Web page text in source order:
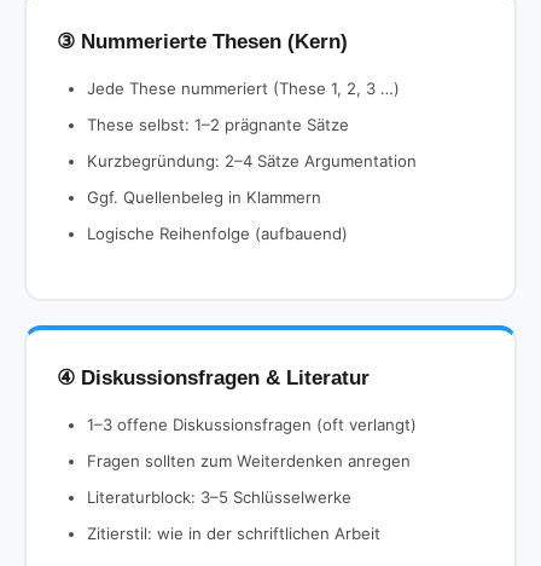
③ Nummerierte Thesen (Kern)
Jede These nummeriert (These 1, 2, 3 …)
These selbst: 1–2 prägnante Sätze
Kurzbegründung: 2–4 Sätze Argumentation
Ggf. Quellenbeleg in Klammern
Logische Reihenfolge (aufbauend)
④ Diskussionsfragen & Literatur
1–3 offene Diskussionsfragen (oft verlangt)
Fragen sollten zum Weiterdenken anregen
Literaturblock: 3–5 Schlüsselwerke
Zitierstil: wie in der schriftlichen Arbeit